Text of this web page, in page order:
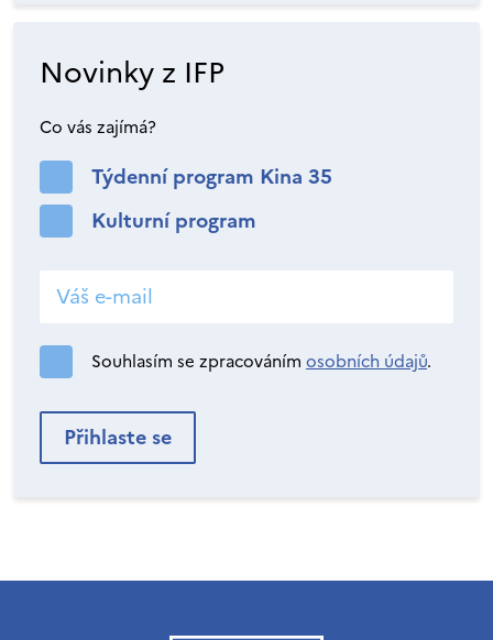
Novinky z IFP
Co vás zajímá?
Týdenní program Kina 35
Kulturní program
Souhlasím se zpracováním osobních údajů.